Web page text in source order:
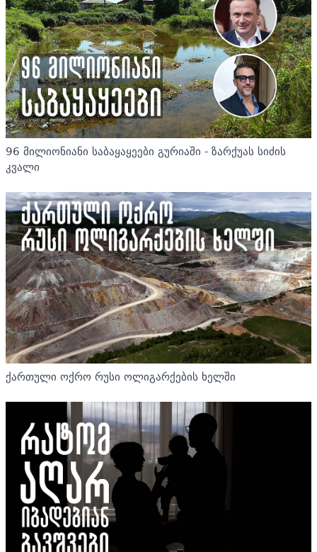
96 მილიონიანი საბაყაყეები გურიაში - ზარქუას სიძის
კვალი
ქართული ოქრო რუსი ოლიგარქების ხელში